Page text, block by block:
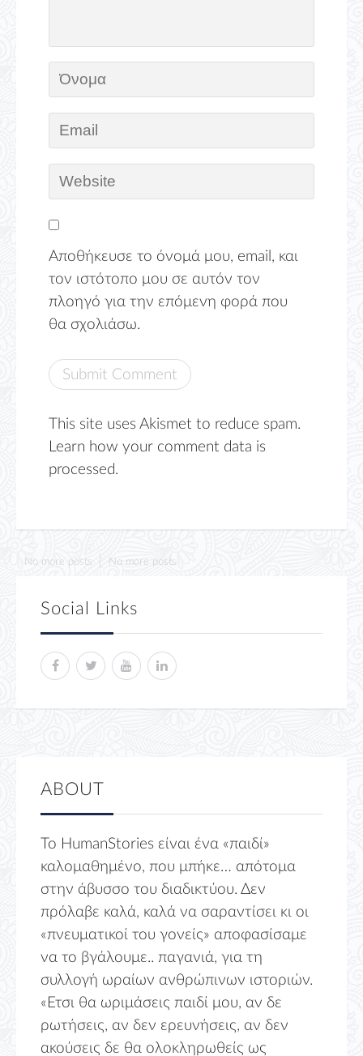
Αποθήκευσε το όνομά μου, email, και
τον ιστότοπο μου σε αυτόν τον
πλοηγό για την επόμενη φορά που
θα σχολιάσω.
This site uses Akismet to reduce spam.
Learn how your comment data is
processed.
No more posts No more posts
Social Links
ABOUT
Το HumanStories είναι ένα «παιδί»
καλομαθημένο, που μπήκε… απότομα
στην άβυσσο του διαδικτύου. Δεν
πρόλαβε καλά, καλά να σαραντίσει κι οι
«πνευματικοί του γονείς» αποφασίσαμε
να το βγάλουμε.. παγανιά, για τη
συλλογή ωραίων ανθρώπινων ιστοριών.
«Ετσι θα ωριμάσεις παιδί μου, αν δε
ρωτήσεις, αν δεν ερευνήσεις, αν δεν
ακούσεις δε θα ολοκληρωθείς ως